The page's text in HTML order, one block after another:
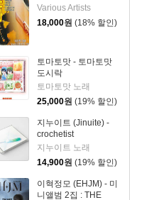
승용
Various Artists
18,000원 (18% 할인)
토마토맛 - 토마토맛
도시락
토마토맛 노래
25,000원 (19% 할인)
지누이트 (Jinuite) -
crochetist
지누이트 노래
14,900원 (19% 할인)
이혁정모 (EHJM) - 미
니앨범 2집 : THE